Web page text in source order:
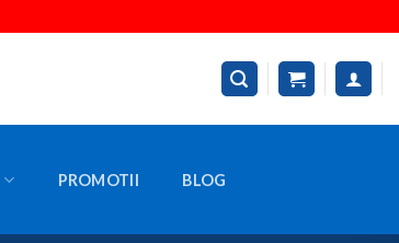
PROMOTII BLOG